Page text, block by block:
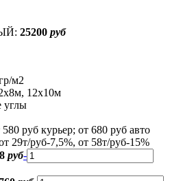
25200 руб
м2
12х10м
углы
580 руб курьер; от 680 руб авто
29т/руб-7,5%, от 58т/руб-15%
руб-